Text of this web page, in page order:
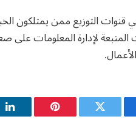
التوزيع ممن يمتلكون
لإدارة المعلومات على
تويتر بينتيريست